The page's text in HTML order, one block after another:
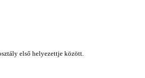
első helyezettje között.